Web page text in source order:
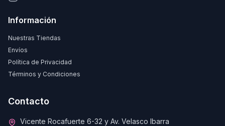
Información
Nuestras Tiendas
Envíos
Política de Privacidad
Términos y Condiciones
Contacto
Vicente Rocafuerte 6-32 y Av. Velasco Ibarra